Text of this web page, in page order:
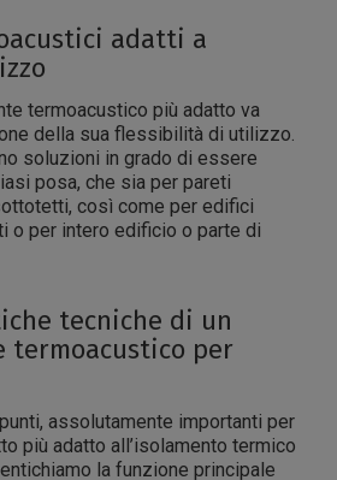
adatti a
termoacustico più adatto va
della sua flessibilità di utilizzo.
soluzioni in grado di essere
posa, che sia per pareti
così come per edifici
o per intero edificio o parte di
tecniche di un
termoacustico per
assolutamente importanti per
più adatto all’isolamento termico
la funzione principale